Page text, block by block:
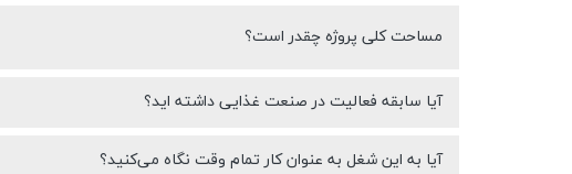
مساحت کلی پروژه چقدر است؟
آیا سابقه فعالیت در صنعت غذایی داشته اید؟
آیا به این شغل به عنوان کار تمام وقت نگاه می‌کنید؟